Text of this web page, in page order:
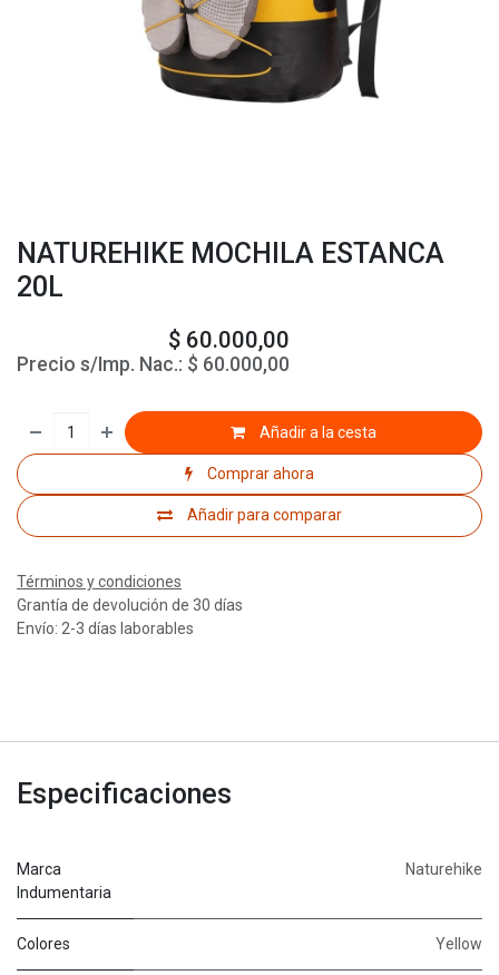
NATUREHIKE MOCHILA ESTANCA
20L
$ 60.000,00
Precio s/Imp. Nac.: $ 60.000,00
Añadir a la cesta
Comprar ahora
Añadir para comparar
Términos y condiciones
Grantía de devolución de 30 días
Envío: 2-3 días laborables
Especificaciones
Marca
Indumentaria
Naturehike
Colores Yellow